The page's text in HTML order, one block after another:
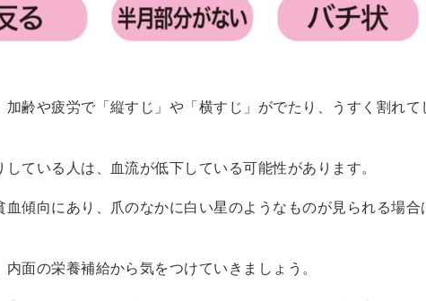
齢や疲労で「縦すじ」や「横すじ」がでたり、うすく割れて
ている人は、血流が低下している可能性があります。
傾向にあり、爪のなかに白い星のようなものが見られる場合
面の栄養補給から気をつけていきましょう。